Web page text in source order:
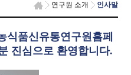
연구원 소개 인사말
식품신유통연구원홈페
진심으로 환영합니다.